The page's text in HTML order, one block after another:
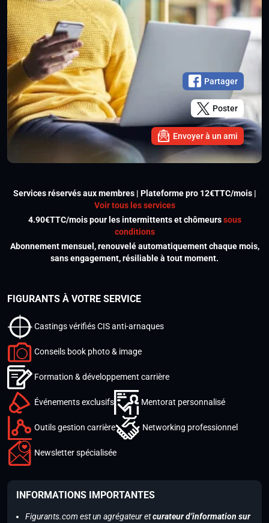
Partager
Poster
Envoyer à un ami
Services réservés aux membres | Plateforme pro 12€TTC/mois |
Voir tous les services
4.90€TTC/mois pour les intermittents et chômeurssous
conditions
Abonnement mensuel, renouvelé automatiquement chaque mois,
sans engagement, résiliable à tout moment.
FIGURANTS À VOTRE SERVICE
Castings vérifiés CIS anti-arnaques
Conseils book photo & image
Formation & développement carrière
Événements exclusifs Mentorat personnalisé
Outils gestion carrière Networking professionnel
Newsletter spécialisée
INFORMATIONS IMPORTANTES
Figurants.com est un agrégateur etcurateur d’information sur